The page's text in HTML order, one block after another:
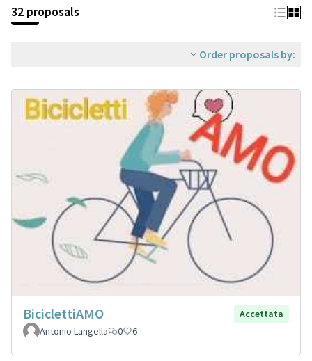
32 proposals
Order proposals by:
BiciclettiAMO
Accettata
Antonio Langella
0 6